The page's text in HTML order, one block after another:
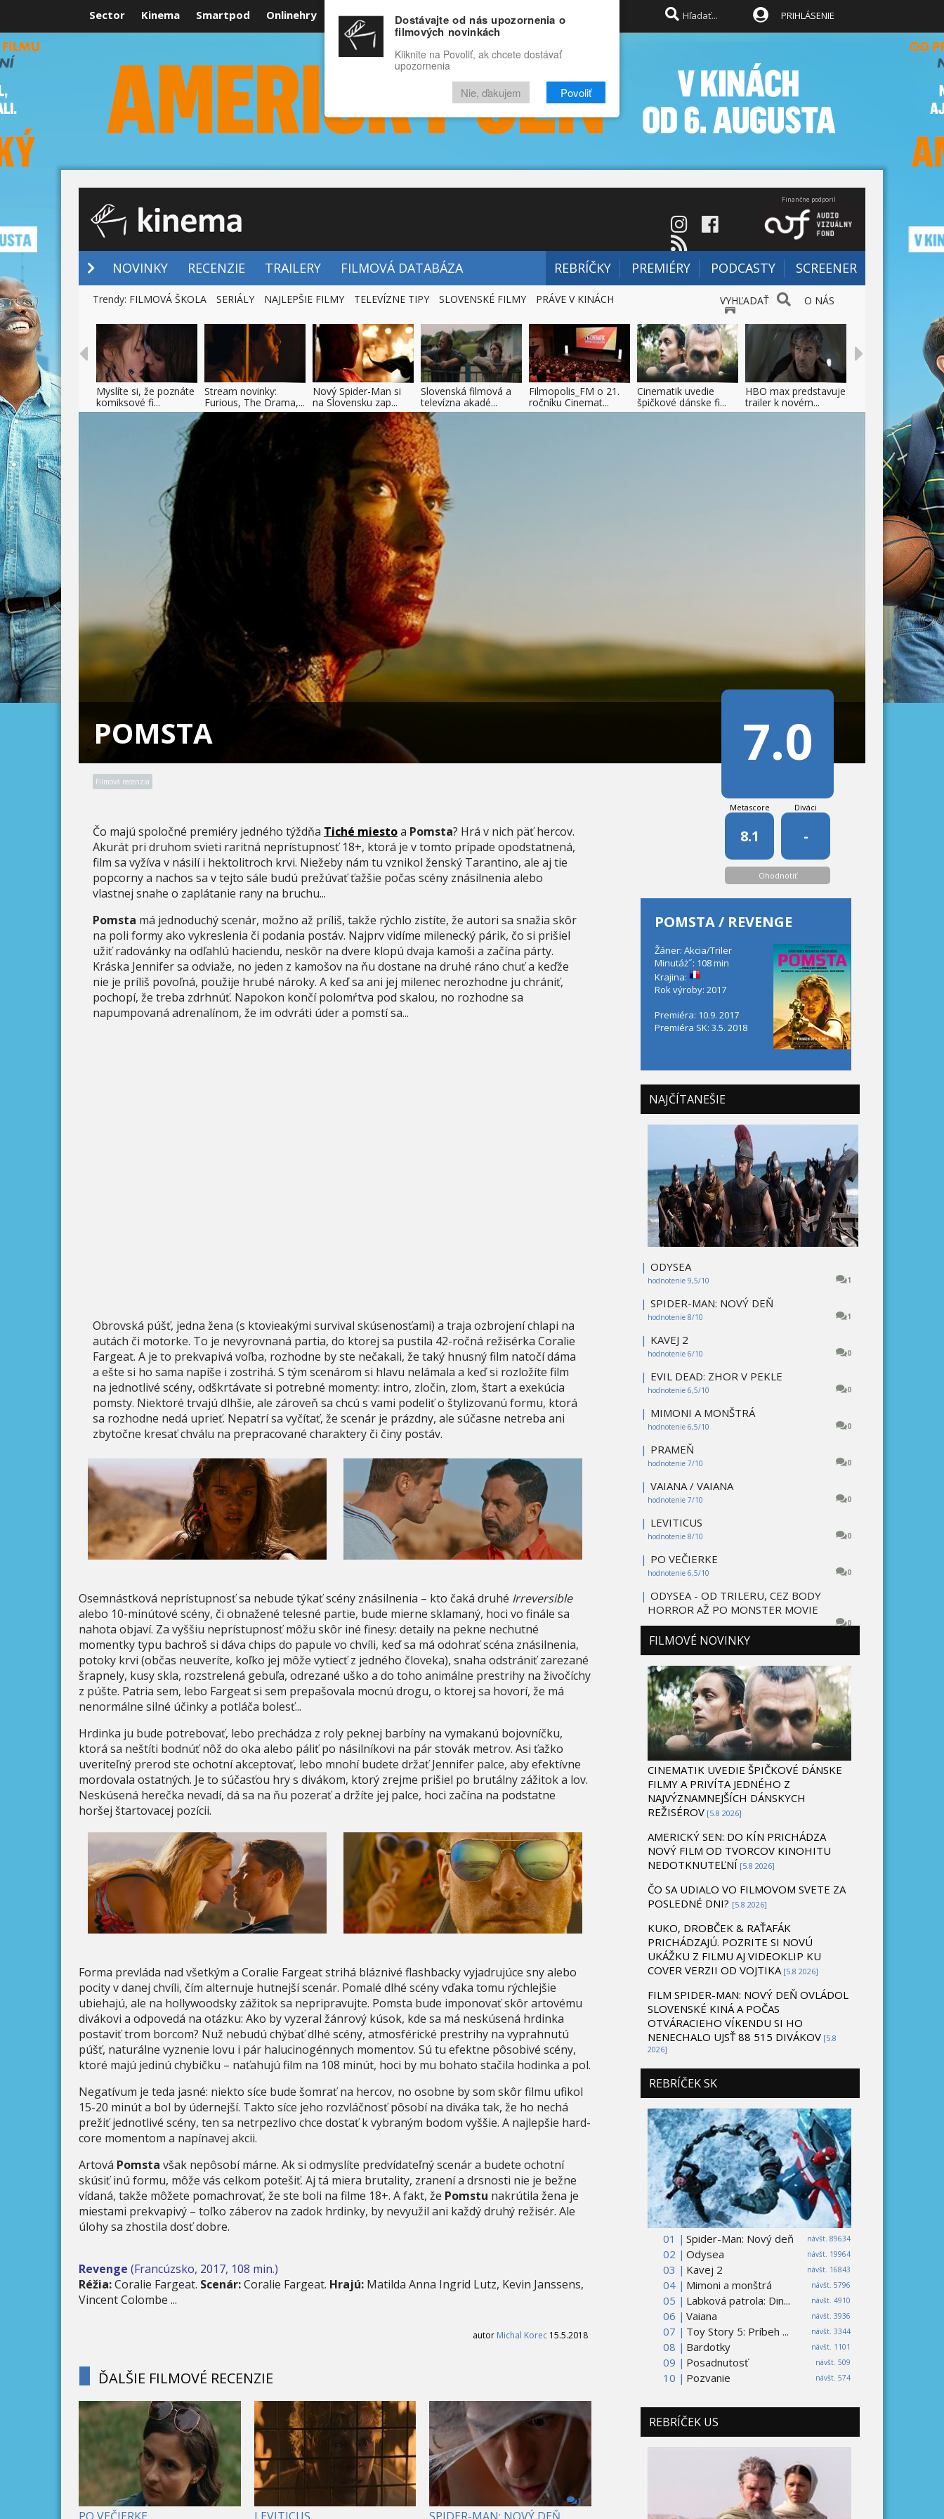
Sector Kinema Smartpod Onlinehry Rozprávky Funny Docu
RECENZIE VIDEÁ FILMY
PRIHLÁSENIE
Finančne podporil
NOVINKY RECENZIE TRAILERY FILMOVÁ DATABÁZA REBRÍČKY PREMIÉRY PODCASTY SCREENER
VYHĽADAŤ O NÁS
Trendy: FILMOVÁ ŠKOLA SERIÁLY NAJLEPŠIE FILMY TELEVÍZNE TIPY SLOVENSKÉ FILMY PRÁVE V KINÁCH
Myslíte si, že poznáte
komiksové fi...
Stream novinky:
Furious, The Drama,...
Nový Spider-Man si
na Slovensku zap...
Slovenská filmová a
televízna akadé...
Filmopolis_FM o 21.
ročníku Cinemat...
Cinematik uvedie
špičkové dánske fi...
HBO max predstavuje
trailer k novém...
POMSTA 7.0
Filmová recenzia
Čo majú spoločné premiéry jedného týždňa Tiché miestoa Pomsta? Hrá v nich päť hercov.
Akurát pri druhom svieti raritná neprístupnosť 18+, ktorá je v tomto prípade opodstatnená,
film sa vyžíva v násilí i hektolitroch krvi. Niežeby nám tu vznikol ženský Tarantino, ale aj tie
popcorny a nachos sa v tejto sále budú prežúvať ťažšie počas scény znásilnenia alebo
vlastnej snahe o zaplátanie rany na bruchu...
Pomsta má jednoduchý scenár, možno až príliš, takže rýchlo zistíte, že autori sa snažia skôr
na poli formy ako vykreslenia či podania postáv. Najprv vidíme milenecký párik, čo si prišiel
užiť radovánky na odľahlú haciendu, neskôr na dvere klopú dvaja kamoši a začína párty.
Kráska Jennifer sa odviaže, no jeden z kamošov na ňu dostane na druhé ráno chuť a keďže
nie je príliš povoľná, použije hrubé nároky. A keď sa ani jej milenec nerozhodne ju chrániť,
pochopí, že treba zdrhnúť. Napokon končí polomŕtva pod skalou, no rozhodne sa
napumpovaná adrenalínom, že im odvráti úder a pomstí sa...
Obrovská púšť, jedna žena (s ktovieakými survival skúsenosťami) a traja ozbrojení chlapi na
autách či motorke. To je nevyrovnaná partia, do ktorej sa pustila 42-ročná režisérka Coralie
Fargeat. A je to prekvapivá voľba, rozhodne by ste nečakali, že taký hnusný film natočí dáma
a ešte si ho sama napíše i zostrihá. S tým scenárom si hlavu nelámala a keď si rozložíte film
na jednotlivé scény, odškrtávate si potrebné momenty: intro, zločin, zlom, štart a exekúcia
pomsty. Niektoré trvajú dlhšie, ale zároveň sa chcú s vami podeliť o štylizovanú formu, ktorá
sa rozhodne nedá uprieť. Nepatrí sa vyčítať, že scenár je prázdny, ale súčasne netreba ani
zbytočne kresať chválu na prepracované charaktery či činy postáv.
Osemnástková neprístupnosť sa nebude týkať scény znásilnenia – kto čaká druhé Irreversible
alebo 10-minútové scény, či obnažené telesné partie, bude mierne sklamaný, hoci vo finále sa
nahota objaví. Za vyššiu neprístupnosť môžu skôr iné finesy: detaily na pekne nechutné
momentky typu bachroš si dáva chips do papule vo chvíli, keď sa má odohrať scéna znásilnenia,
potoky krvi (občas neuveríte, koľko jej môže vytiecť z jedného človeka), snaha odstrániť zarezané
šrapnely, kusy skla, rozstrelená gebuľa, odrezané uško a do toho animálne prestrihy na živočíchy
z púšte. Patria sem, lebo Fargeat si sem prepašovala mocnú drogu, o ktorej sa hovorí, že má
nenormálne silné účinky a potláča bolesť...
Hrdinka ju bude potrebovať, lebo prechádza z roly peknej barbíny na vymakanú bojovníčku,
ktorá sa neštíti bodnúť nôž do oka alebo páliť po násilníkovi na pár stovák metrov. Asi ťažko
uveriteľný prerod ste ochotní akceptovať, lebo mnohí budete držať Jennifer palce, aby efektívne
mordovala ostatných. Je to súčasťou hry s divákom, ktorý zrejme prišiel po brutálny zážitok a lov.
Neskúsená herečka nevadí, dá sa na ňu pozerať a držíte jej palce, hoci začína na podstatne
horšej štartovacej pozícii.
Forma prevláda nad všetkým a Coralie Fargeat strihá bláznivé flashbacky vyjadrujúce sny alebo
pocity v danej chvíli, čím alternuje hutnejší scenár. Pomalé dlhé scény vďaka tomu rýchlejšie
ubiehajú, ale na hollywoodsky zážitok sa nepripravujte. Pomsta bude imponovať skôr artovému
divákovi a odpovedá na otázku: Ako by vyzeral žánrový kúsok, kde sa má neskúsená hrdinka
postaviť trom borcom? Nuž nebudú chýbať dlhé scény, atmosférické prestrihy na vyprahnutú
púšť, naturálne vyznenie lovu i pár halucinogénnych momentov. Sú tu efektne pôsobivé scény,
ktoré majú jedinú chybičku – naťahujú film na 108 minút, hoci by mu bohato stačila hodinka a pol.
Negatívum je teda jasné: niekto síce bude šomrať na hercov, no osobne by som skôr filmu ufikol
15-20 minút a bol by údernejší. Takto síce jeho rozvláčnosť pôsobí na diváka tak, že ho nechá
prežiť jednotlivé scény, ten sa netrpezlivo chce dostať k vybraným bodom vyššie. A najlepšie hard-
core momentom a napínavej akcii.
Artová Pomsta však nepôsobí márne. Ak si odmyslíte predvídateľný scenár a budete ochotní
skúsiť inú formu, môže vás celkom potešiť. Aj tá miera brutality, zranení a drsnosti nie je bežne
vídaná, takže môžete pomachrovať, že ste boli na filme 18+. A fakt, že Pomstu nakrútila žena je
miestami prekvapivý – toľko záberov na zadok hrdinky, by nevyužil ani každý druhý režisér. Ale
úlohy sa zhostila dosť dobre.
Revenge (Francúzsko, 2017, 108 min.)
Réžia:Coralie Fargeat. Scenár:Coralie Fargeat. Hrajú: Matilda Anna Ingrid Lutz, Kevin Janssens,
Vincent Colombe ...
autor Michal Korec 15.5.2018
ĎALŠIE FILMOVÉ RECENZIE
PO VEČIERKE LEVITICUS
1
SPIDER-MAN: NOVÝ DEŇ
Metascore
8.1
Diváci
-
Ohodnotiť
POMSTA / REVENGE
Žáner: Akcia/Triler
Minutáż˝: 108 min
Krajina:
Rok výroby: 2017
Premiéra: 10.9. 2017
Premiéra SK: 3.5. 2018
NAJČÍTANEŠIE
| ODYSEA
1
hodnotenie 9,5/10
| SPIDER-MAN: NOVÝ DEŇ
1
hodnotenie 8/10
| KAVEJ 2
0
hodnotenie 6/10
| EVIL DEAD: ZHOR V PEKLE
0
hodnotenie 6,5/10
| MIMONI A MONŠTRÁ
0
hodnotenie 6,5/10
| PRAMEŇ
0
hodnotenie 7/10
| VAIANA / VAIANA
0
hodnotenie 7/10
| LEVITICUS
0
hodnotenie 8/10
| PO VEČIERKE
0
hodnotenie 6,5/10
| ODYSEA - OD TRILERU, CEZ BODY
HORROR AŽ PO MONSTER MOVIE
0
FILMOVÉ NOVINKY
CINEMATIK UVEDIE ŠPIČKOVÉ DÁNSKE
FILMY A PRIVÍTA JEDNÉHO Z
NAJVÝZNAMNEJŠÍCH DÁNSKYCH
REŽISÉROV [5.8 2026]
AMERICKÝ SEN: DO KÍN PRICHÁDZA
NOVÝ FILM OD TVORCOV KINOHITU
NEDOTKNUTEĽNÍ [5.8 2026]
ČO SA UDIALO VO FILMOVOM SVETE ZA
POSLEDNÉ DNI? [5.8 2026]
KUKO, DROBČEK & RAŤAFÁK
PRICHÁDZAJÚ. POZRITE SI NOVÚ
UKÁŽKU Z FILMU AJ VIDEOKLIP KU
COVER VERZII OD VOJTIKA [5.8 2026]
FILM SPIDER-MAN: NOVÝ DEŇ OVLÁDOL
SLOVENSKÉ KINÁ A POČAS
OTVÁRACIEHO VÍKENDU SI HO
NENECHALO UJSŤ 88 515 DIVÁKOV [5.8
2026]
REBRÍČEK SK
01 | návšt. 89634
Spider-Man: Nový deň
02 |
návšt. 19964
Odysea
03 |
návšt. 16843
Kavej 2
04 |
návšt. 5796
Mimoni a monštrá
05 |
návšt. 4910
Labková patrola: Din...
06 |
návšt. 3936
Vaiana
07 |
návšt. 3344
Toy Story 5: Príbeh ...
08 |
návšt. 1101
Bardotky
09 |
návšt. 509
Posadnutosť
10 |
návšt. 574
Pozvanie
REBRÍČEK US
Dostávajte od nás upozornenia o
filmových novinkách
Kliknite na Povoliť, ak chcete dostávať
upozornenia
Nie, ďakujem Povoliť